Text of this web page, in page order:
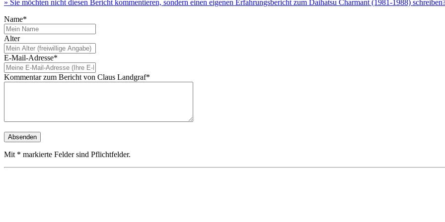
» Sie möchten nicht diesen Bericht kommentieren, sondern einen eigenen Erfahrungsbericht zum Daihatsu Charmant (1981-1988)
Name*
Alter
E-Mail-Adresse*
Kommentar zum Bericht von Claus Landgraf*
Mit * markierte Felder sind Pflichtfelder.